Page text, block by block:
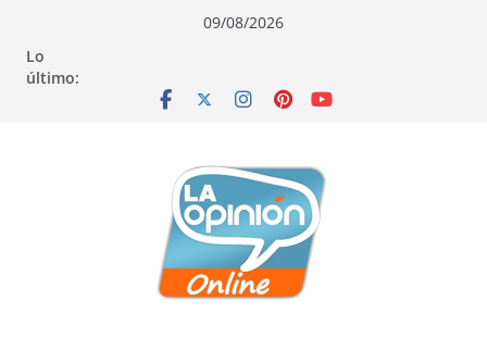
contenido
navegación
contenido
09/08/2026
Lo
último: